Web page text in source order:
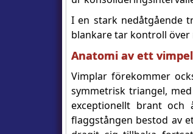
I en stark nedåtgående
blankare tar kontroll
Anatomi av ett
Vimplar förekommer
symmetrisk triangel,
exceptionellt brant
flaggstången bestod av